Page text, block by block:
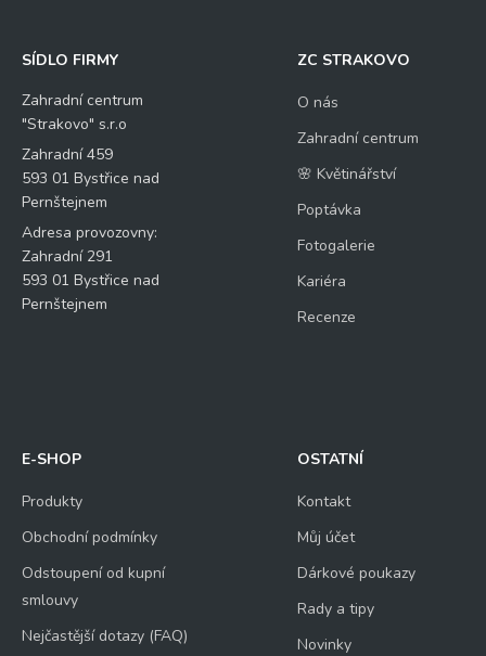
SÍDLO FIRMY
Zahradní centrum
"Strakovo" s.r.o
Zahradní 459
593 01 Bystřice nad
Pernštejnem
Adresa provozovny:
Zahradní 291
593 01 Bystřice nad
Pernštejnem
ZC STRAKOVO
O nás
Zahradní centrum
🌸 Květinářství
Poptávka
Fotogalerie
Kariéra
Recenze
E-SHOP
Produkty
Obchodní podmínky
Odstoupení od kupní
smlouvy
Nejčastější dotazy (FAQ)
OSTATNÍ
Kontakt
Můj účet
Dárkové poukazy
Rady a tipy
Novinky